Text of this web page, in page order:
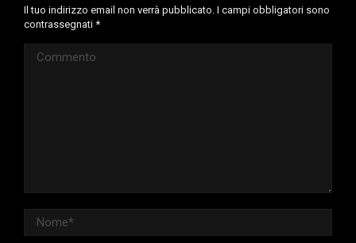
Il tuo indirizzo email non verrà pubblicato. I campi obbligatori sono
contrassegnati *
Commento
Nome *